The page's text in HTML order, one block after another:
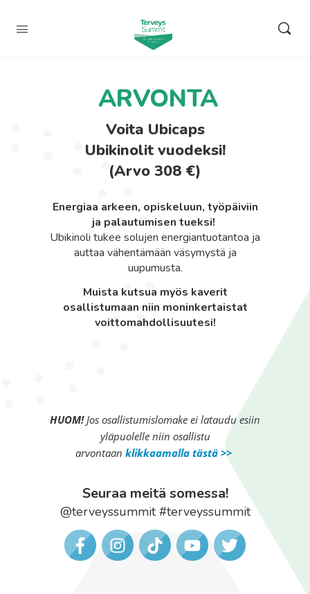
ARVONTA
Voita Ubicaps
Ubikinolit vuodeksi!
(Arvo 308 €)
Energiaa arkeen, opiskeluun, työpäiviin
ja palautumisen tueksi!
Ubikinoli tukee solujen energiantuotantoa ja
auttaa vähentämään väsymystä ja
uupumusta.
Muista kutsua myös kaverit
osallistumaan niin moninkertaistat
voittomahdollisuutesi!
HUOM!Jos osallistumislomake ei lataudu esiin
yläpuolelle niin osallistu
arvontaan klikkaamalla tästä >>
Seuraa meitä somessa!
@terveyssummit #terveyssummit